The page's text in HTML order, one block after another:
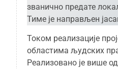
званично предате
Тиме је направљен
Током реализације
областима људских
Реализовано је више